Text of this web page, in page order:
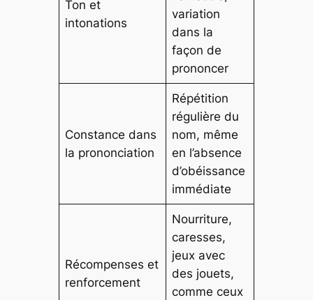
Ton et
intonations
variation
dans la
façon de
prononcer
Constance dans
la prononciation
Répétition
régulière du
nom, même
en l’absence
d’obéissance
immédiate
Récompenses et
renforcement
Nourriture,
caresses,
jeux avec
des jouets,
comme ceux